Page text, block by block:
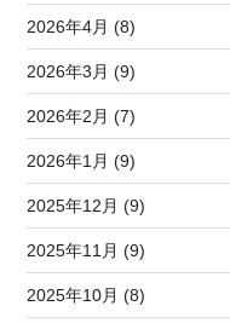
2026年4月 (8)
2026年3月 (9)
2026年2月 (7)
2026年1月 (9)
2025年12月 (9)
2025年11月 (9)
2025年10月 (8)